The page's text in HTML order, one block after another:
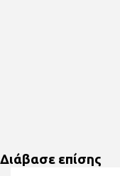
Διάβασε επίσης